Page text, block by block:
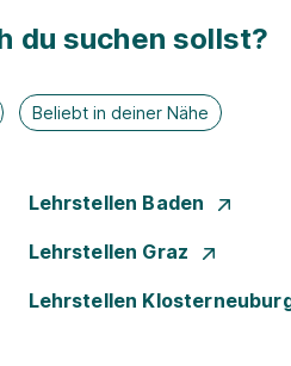
du suchen sollst?
Beliebt in deiner Nähe
Lehrstellen Baden
Lehrstellen Graz
Lehrstellen